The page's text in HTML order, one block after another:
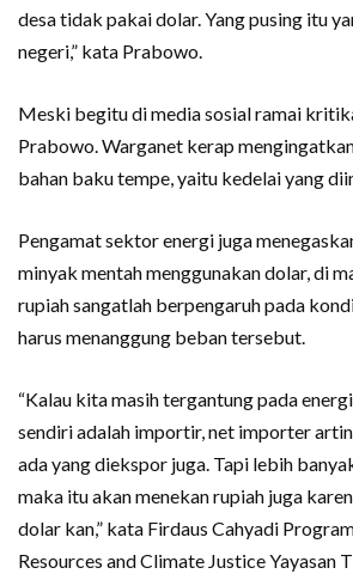
desa tidak pakai dolar. Yang pusing itu
negeri,” kata Prabowo.
Meski begitu di media sosial ramai
Prabowo. Warganet kerap
bahan baku tempe, yaitu kedelai yang
Pengamat sektor energi juga
minyak mentah menggunakan dolar, di
rupiah sangatlah berpengaruh pada
harus menanggung beban tersebut.
“Kalau kita masih tergantung pada
sendiri adalah importir, net importer
ada yang diekspor juga. Tapi lebih
maka itu akan menekan rupiah juga
dolar kan,” kata Firdaus Cahyadi
Resources and Climate Justice Yayasan